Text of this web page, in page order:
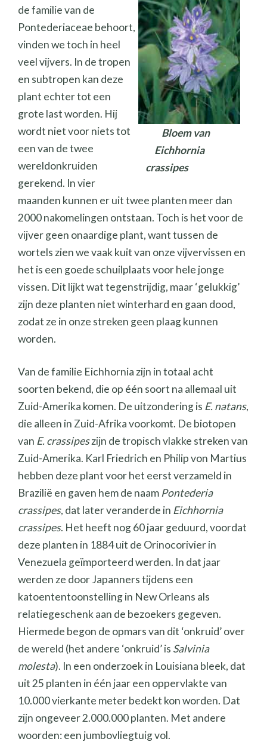
Bloem van
Eichhornia
crassipes
de familie van de
Pontederiaceae behoort,
vinden we toch in heel
veel vijvers. In de tropen
en subtropen kan deze
plant echter tot een
grote last worden. Hij
wordt niet voor niets tot
een van de twee
wereldonkruiden
gerekend. In vier
maanden kunnen er uit twee planten meer dan
2000 nakomelingen ontstaan. Toch is het voor de
vijver geen onaardige plant, want tussen de
wortels zien we vaak kuit van onze vijvervissen en
het is een goede schuilplaats voor hele jonge
vissen. Dit lijkt wat tegenstrijdig, maar ‘gelukkig’
zijn deze planten niet winterhard en gaan dood,
zodat ze in onze streken geen plaag kunnen
worden.
Van de familie Eichhornia zijn in totaal acht
soorten bekend, die op één soort na allemaal uit
Zuid-Amerika komen. De uitzondering is E. natans,
die alleen in Zuid-Afrika voorkomt. De biotopen
van E. crassipeszijn de tropisch vlakke streken van
Zuid-Amerika. Karl Friedrich en Philip von Martius
hebben deze plant voor het eerst verzameld in
Brazilië en gaven hem de naam Pontederia
crassipes, dat later veranderde in Eichhornia
crassipes. Het heeft nog 60 jaar geduurd, voordat
deze planten in 1884 uit de Orinocorivier in
Venezuela geïmporteerd werden. In dat jaar
werden ze door Japanners tijdens een
katoententoonstelling in New Orleans als
relatiegeschenk aan de bezoekers gegeven.
Hiermede begon de opmars van dit ‘onkruid’ over
de wereld (het andere ‘onkruid’ is Salvinia
molesta). In een onderzoek in Louisiana bleek, dat
uit 25 planten in één jaar een oppervlakte van
10.000 vierkante meter bedekt kon worden. Dat
zijn ongeveer 2.000.000 planten. Met andere
woorden: een jumbovliegtuig vol.